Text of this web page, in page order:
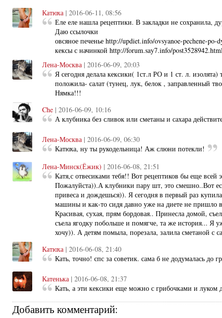
Катюха | 2016-06-11, 08:56
Еле еле нашла рецептики. В закладки не сохранила,
Даю ссылочки
овсяное печенье http://updiet.info/ovsyanoe-pechene-po-
кексы с начинкой http://forum.say7.info/
Лена-Москва | 2016-06-09, 20:03
Я сегодня делала кексики( 1ст.л РО и 1 ст. л.
положила- салат (тунец, лук, белок , заправленный
Нямка!!!
Che | 2016-06-09, 10:16
А клубника без сливок или сметаны и сахара
Лена-Москва | 2016-06-09, 06:30
Катюха, ну ты рукодельница! Аж слюни потекли!
Лена-Минск(Ёжик) | 2016-06-08, 21:51
Катя,с отвесиками тебя!! Вот рецептиков бы еще всей
Пожалуйста)).А клубники пару шт, это смешно..Вот
привеса и дождешься)). Я сегодня в первый раз
машины и как-то сидя давно уже на диете не пришло
Красивая, сухая, прям бордовая.. Принесла домой,
съела ягодку побольше и помягче, та же история... Я
хочу)). А детям помыла, порезала, залила сметаной с
Катюха | 2016-06-08, 21:40
Кать, точно! спс за советик. сама б не додумалась до
Катенька | 2016-06-08, 21:37
Кать, а эти кексики еще можно с грибочками и луком
Добавить комментарий: